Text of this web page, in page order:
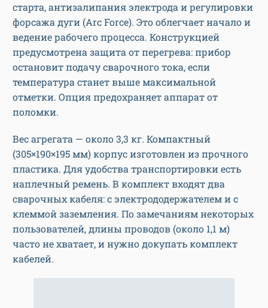
старта, антизалипания электрода и регулировки
форсажа дуги (Arc Force). Это облегчает начало и
ведение рабочего процесса. Конструкцией
предусмотрена защита от перегрева: прибор
остановит подачу сварочного тока, если
температура станет выше максимальной
отметки. Опция предохраняет аппарат от
поломки.
Вес агрегата — около 3,3 кг. Компактный
(305×190×195 мм) корпус изготовлен из прочного
пластика. Для удобства транспортировки есть
наплечный ремень. В комплект входят два
сварочных кабеля: с электрододержателем и с
клеммой заземления. По замечаниям некоторых
пользователей, длины проводов (около 1,1 м)
часто не хватает, и нужно докупать комплект
кабелей.